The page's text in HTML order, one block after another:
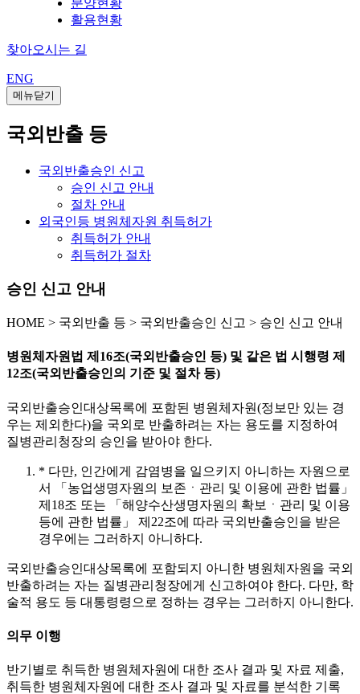
활용현황
찾아오시는 길
ENG
메뉴닫기
국외반출 등
국외반출승인 신고
승인 신고 안내
절차 안내
외국인등 병원체자원 취득허가
취득허가 안내
취득허가 절차
승인 신고 안내
HOME > 국외반출 등 > 국외반출승인 신고 > 승인 신고 안내
병원체자원법 제16조(국외반출승인 등) 및 같은 법 시행령 제
12조(국외반출승인의 기준 및 절차 등)
국외반출승인대상목록에 포함된 병원체자원(정보만 있는 경
우는 제외한다)을 국외로 반출하려는 자는 용도를 지정하여
질병관리청장의 승인을 받아야 한다.
* 다만, 인간에게 감염병을 일으키지 아니하는 자원으로
서 「농업생명자원의 보존ㆍ관리 및 이용에 관한 법률」
제18조 또는 「해양수산생명자원의 확보ㆍ관리 및 이용
등에 관한 법률」 제22조에 따라 국외반출승인을 받은
경우에는 그러하지 아니하다.
국외반출승인대상목록에 포함되지 아니한 병원체자원을 국외
반출하려는 자는 질병관리청장에게 신고하여야 한다. 다만, 학
술적 용도 등 대통령령으로 정하는 경우는 그러하지 아니한다.
의무 이행
반기별로 취득한 병원체자원에 대한 조사 결과 및 자료 제출,
취득한 병원체자원에 대한 조사 결과 및 자료를 분석한 기록